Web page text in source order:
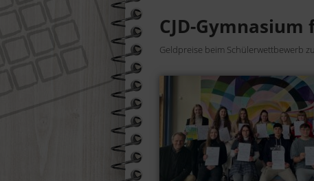
CJD-
Geldpreise beim Schülerwettbewerb